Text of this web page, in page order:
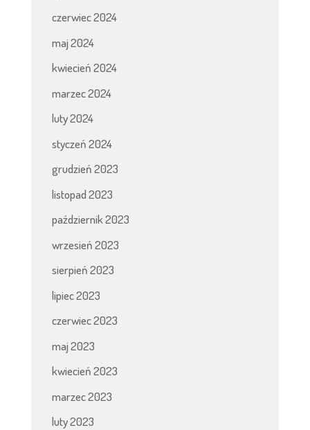
czerwiec 2024
maj 2024
kwiecień 2024
marzec 2024
luty 2024
styczeń 2024
grudzień 2023
listopad 2023
październik 2023
wrzesień 2023
sierpień 2023
lipiec 2023
czerwiec 2023
maj 2023
kwiecień 2023
marzec 2023
luty 2023